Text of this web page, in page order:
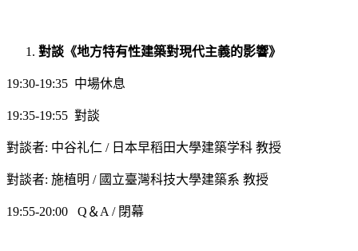
對談《地方特有性建築對現代主義的影響》
19:30-19:35 中場休息
19:35-19:55 對談
對談者: 中谷礼仁 / 日本早稻田大學建築学科 教授
對談者: 施植明 / 國立臺灣科技大學建築系 教授
19:55-20:00 Q＆A / 閉幕